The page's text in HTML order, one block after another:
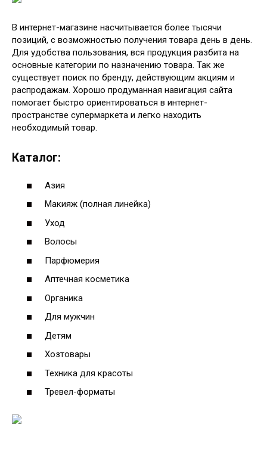
В интернет-магазине насчитывается более тысячи
позиций, с возможностью получения товара день в день.
Для удобства пользования, вся продукция разбита на
основные категории по назначению товара. Так же
существует поиск по бренду, действующим акциям и
распродажам. Хорошо продуманная навигация сайта
помогает быстро ориентироваться в интернет-
пространстве супермаркета и легко находить
необходимый товар.
Каталог:
Азия
Макияж (полная линейка)
Уход
Волосы
Парфюмерия
Аптечная косметика
Органика
Для мужчин
Детям
Хозтовары
Техника для красоты
Тревел-форматы